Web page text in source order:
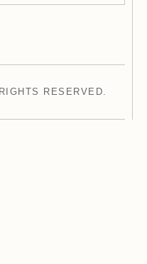
RESERVED.